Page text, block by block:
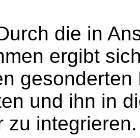
die in
ergibt
und ihn in
zu integrieren.